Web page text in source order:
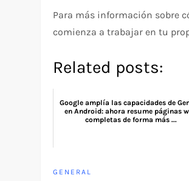
Para más información sobre
comienza a trabajar en tu
Related posts:
Google amplía las capacidades de
en Android: ahora resume páginas
completas de forma más ...
GENERAL